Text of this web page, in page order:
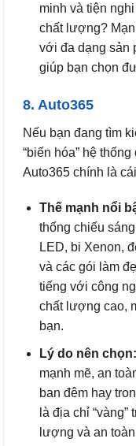
minh và tiện
chất lượng?
với đa dạng sản
giúp bạn chọn
8. Auto365
Nếu bạn đang tìm
“biến hóa” hệ
Auto365 chính là
Thế mạnh nổi
thống chiếu
LED, bi Xenon,
và các gói làm
tiếng với công
chất lượng cao,
bạn.
Lý do nên chọn:
mạnh mẽ, an
ban đêm hay
là địa chỉ
lượng và an